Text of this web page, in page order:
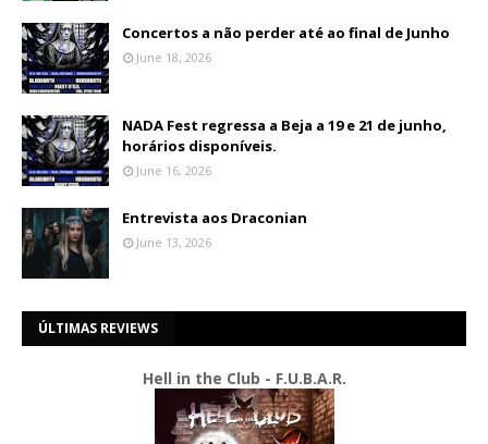
Concertos a não perder até ao final de Junho
June 18, 2026
NADA Fest regressa a Beja a 19 e 21 de junho,
horários disponíveis.
June 16, 2026
Entrevista aos Draconian
June 13, 2026
ÚLTIMAS REVIEWS
Hell in the Club - F.U.B.A.R.